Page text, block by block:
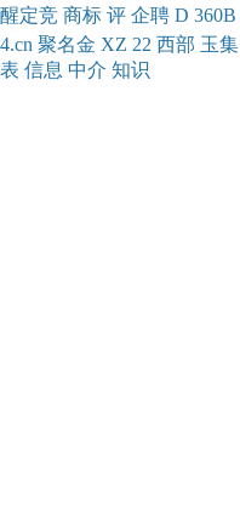
醒定竞 商标 评 企聘 D 360B
4.cn 聚名金 XZ 22 西部 玉集
表 信息 中介 知识